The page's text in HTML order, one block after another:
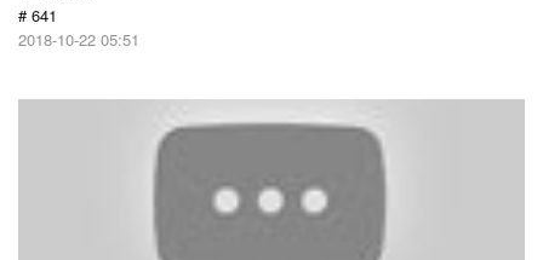
# 641
2018-10-22 05:51